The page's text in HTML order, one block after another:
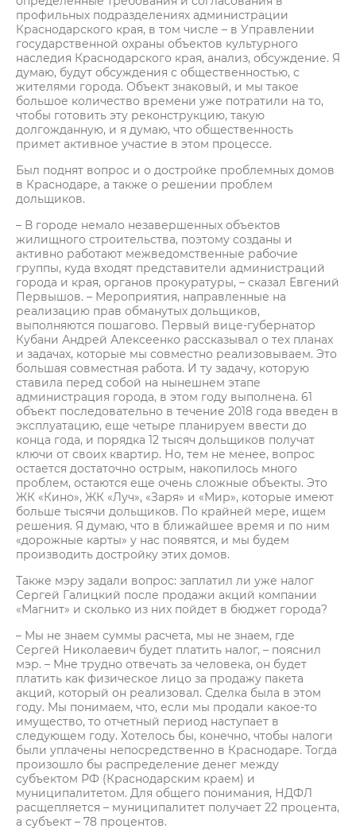
профильных подразделениях администрации
Краснодарского края, в том числе – в Управлении
государственной охраны объектов культурного
наследия Краснодарского края, анализ, обсуждение. Я
думаю, будут обсуждения с общественностью, с
жителями города. Объект знаковый, и мы такое
большое количество времени уже потратили на то,
чтобы готовить эту реконструкцию, такую
долгожданную, и я думаю, что общественность
примет активное участие в этом процессе.
Был поднят вопрос и о достройке проблемных домов
в Краснодаре, а также о решении проблем
дольщиков.
– В городе немало незавершенных объектов
жилищного строительства, поэтому созданы и
активно работают межведомственные рабочие
группы, куда входят представители администраций
города и края, органов прокуратуры, – сказал Евгений
Первышов. – Мероприятия, направленные на
реализацию прав обманутых дольщиков,
выполняются пошагово. Первый вице-губернатор
Кубани Андрей Алексеенко рассказывал о тех планах
и задачах, которые мы совместно реализовываем. Это
большая совместная работа. И ту задачу, которую
ставила перед собой на нынешнем этапе
администрация города, в этом году выполнена. 61
объект последовательно в течение 2018 года введен в
эксплуатацию, еще четыре планируем ввести до
конца года, и порядка 12 тысяч дольщиков получат
ключи от своих квартир. Но, тем не менее, вопрос
остается достаточно острым, накопилось много
проблем, остаются еще очень сложные объекты. Это
ЖК «Кино», ЖК «Луч», «Заря» и «Мир», которые имеют
больше тысячи дольщиков. По крайней мере, ищем
решения. Я думаю, что в ближайшее время и по ним
«дорожные карты» у нас появятся, и мы будем
производить достройку этих домов.
Также мэру задали вопрос: заплатил ли уже налог
Сергей Галицкий после продажи акций компании
«Магнит» и сколько из них пойдет в бюджет города?
– Мы не знаем суммы расчета, мы не знаем, где
Сергей Николаевич будет платить налог, – пояснил
мэр. – Мне трудно отвечать за человека, он будет
платить как физическое лицо за продажу пакета
акций, который он реализовал. Сделка была в этом
году. Мы понимаем, что, если мы продали какое-то
имущество, то отчетный период наступает в
следующем году. Хотелось бы, конечно, чтобы налоги
были уплачены непосредственно в Краснодаре. Тогда
произошло бы распределение денег между
субъектом РФ (Краснодарским краем) и
муниципалитетом. Для общего понимания, НДФЛ
расщепляется – муниципалитет получает 22 процента,
а субъект – 78 процентов.